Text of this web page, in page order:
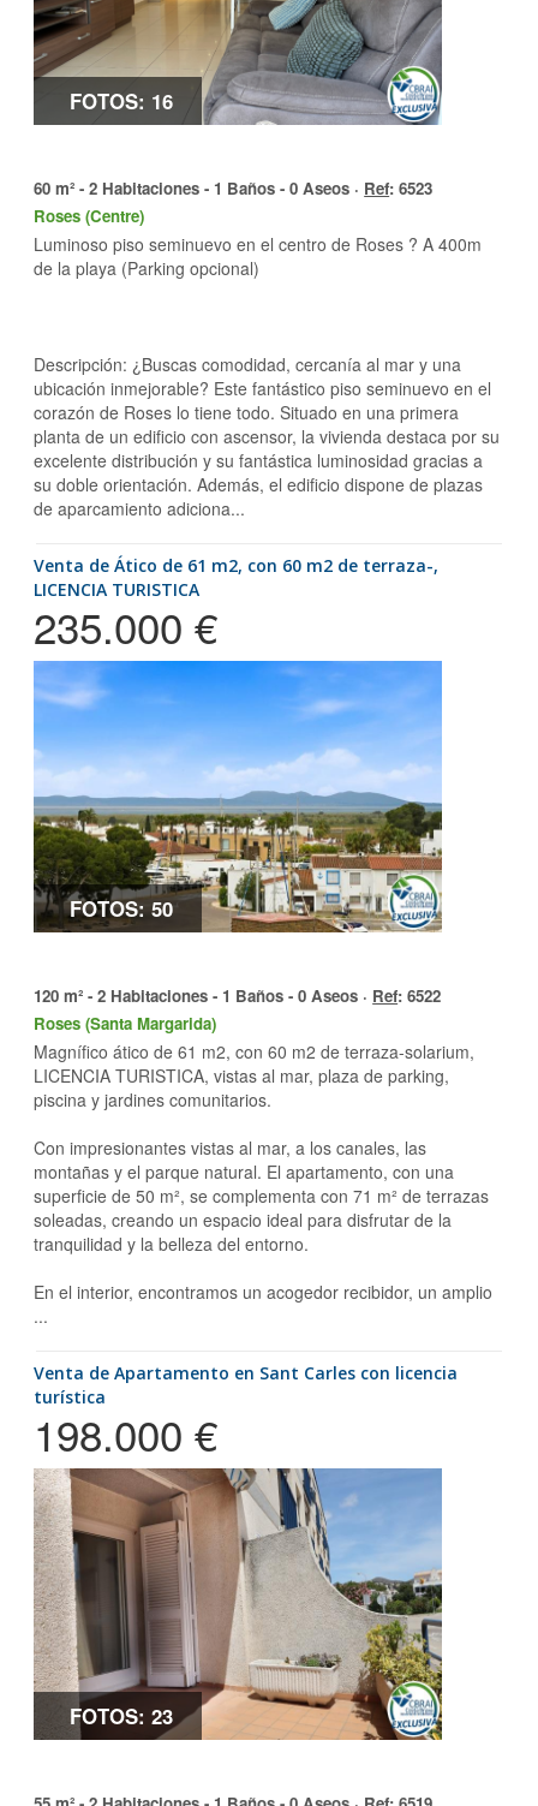
FOTOS: 16
60 m² - 2 Habitaciones - 1 Baños - 0 Aseos · Ref: 6523
Roses (Centre)
Luminoso piso seminuevo en el centro de Roses ? A 400m
de la playa (Parking opcional)
Descripción: ¿Buscas comodidad, cercanía al mar y una
ubicación inmejorable? Este fantástico piso seminuevo en el
corazón de Roses lo tiene todo. Situado en una primera
planta de un edificio con ascensor, la vivienda destaca por su
excelente distribución y su fantástica luminosidad gracias a
su doble orientación. Además, el edificio dispone de plazas
de aparcamiento adiciona...
Venta de Ático de 61 m2, con 60 m2 de terraza-,
LICENCIA TURISTICA
235.000 €
FOTOS: 50
120 m² - 2 Habitaciones - 1 Baños - 0 Aseos · Ref: 6522
Roses (Santa Margarida)
Magnífico ático de 61 m2, con 60 m2 de terraza-solarium,
LICENCIA TURISTICA, vistas al mar, plaza de parking,
piscina y jardines comunitarios.
Con impresionantes vistas al mar, a los canales, las
montañas y el parque natural. El apartamento, con una
superficie de 50 m², se complementa con 71 m² de terrazas
soleadas, creando un espacio ideal para disfrutar de la
tranquilidad y la belleza del entorno.
En el interior, encontramos un acogedor recibidor, un amplio
...
Venta de Apartamento en Sant Carles con licencia
turística
198.000 €
FOTOS: 23